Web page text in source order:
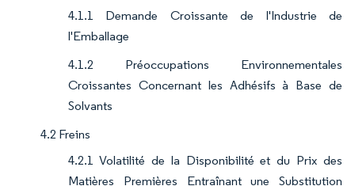
4.1.1 Demande Croissante de l'Industrie de
l'Emballage
4.1.2 Préoccupations Environnementales
Croissantes Concernant les Adhésifs à Base de
Solvants
4.2 Freins
4.2.1 Volatilité de la Disponibilité et du Prix des
Matières Premières Entraînant une Substitution